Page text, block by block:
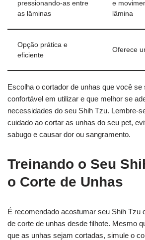
pressionando-as entre
as lâminas
e
lâmina
Opção prática e
eficiente
Oferece
Escolha o cortador de unhas que você se
confortável em utilizar e que melhor se
necessidades do seu Shih Tzu. Lembre-
cuidado ao cortar as unhas do seu pet,
sabugo e causar dor ou sangramento.
Treinando o Seu
o Corte de Unhas
É recomendado acostumar seu Shih Tzu
de corte de unhas desde filhote. Mesmo
que as unhas sejam cortadas, simule o